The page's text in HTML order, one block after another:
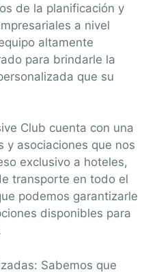
de la planificación y
a nivel
altamente
para brindarle la
que su
Club cuenta con una
y asociaciones que nos
exclusivo a hoteles,
transporte en todo el
podemos garantizarle
disponibles para
Sabemos que